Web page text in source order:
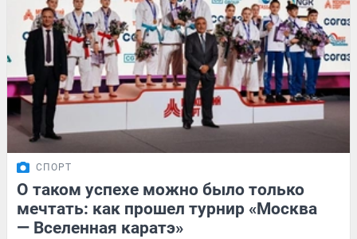
СПОРТ
О таком успехе можно было только
мечтать: как прошел турнир «Москва
— Вселенная каратэ»